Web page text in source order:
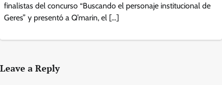
finalistas del concurso “Buscando el personaje institucional de
Geres” y presentó a Q’marin, el […]
Leave a Reply